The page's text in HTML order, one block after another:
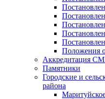
Положения
Аккредитация
Памятники
Городские и
района